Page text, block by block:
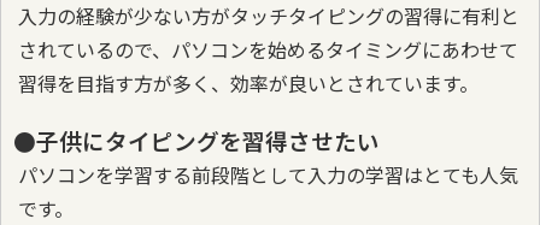
入力の経験が少ない方がタッチタイピングの習得に有利と
されているので、パソコンを始めるタイミングにあわせて
習得を目指す方が多く、効率が良いとされています。
●子供にタイピングを習得させたい
パソコンを学習する前段階として入力の学習はとても人気
です。